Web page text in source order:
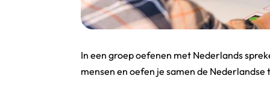
In een groep oefenen met Nederlands
mensen en oefen je samen de Nederlandse